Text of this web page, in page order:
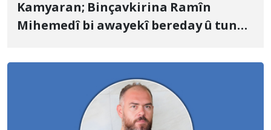
Kamyaran; Binçavkirina Ramîn
Mihemedî bi awayekî bereday û tund